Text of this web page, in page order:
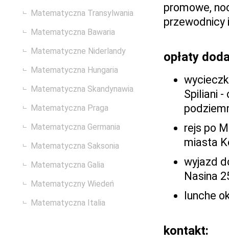
Matematyczna Transylwania
Matematyczna Bawaria
Matematyczne Niderlandy
Matematyczna Hungaria
Matematyczna Skandynawia
Matematyczna Praga
Matematyczna Germania
Matematyczna Saksonia
Matematyczna Galia
Matematyczny Wiedeń
Matematyczna Italia
promowe,
przewodnicy
opłaty
Spiliani -
rejs po
miasta
wyjazd
Nasina
lunche
kontakt: